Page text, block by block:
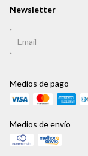
Newsletter
Medios de pago
Medios de envío